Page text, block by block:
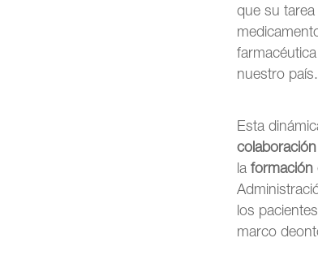
que su
nuestro país.
Esta
la formación
los
marco